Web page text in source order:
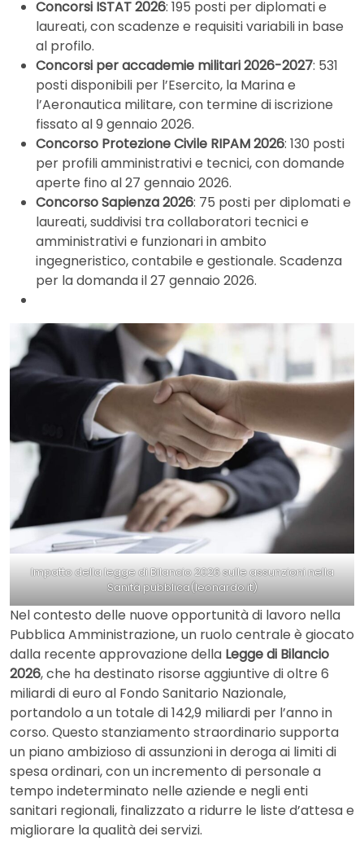
Concorsi ISTAT 2026: 195 posti per diplomati e
laureati, con scadenze e requisiti variabili in base
al profilo.
Concorsi per accademie militari 2026-2027: 531
posti disponibili per l’Esercito, la Marina e
l’Aeronautica militare, con termine di iscrizione
fissato al 9 gennaio 2026.
Concorso Protezione Civile RIPAM 2026: 130 posti
per profili amministrativi e tecnici, con domande
aperte fino al 27 gennaio 2026.
Concorso Sapienza 2026: 75 posti per diplomati e
laureati, suddivisi tra collaboratori tecnici e
amministrativi e funzionari in ambito
ingegneristico, contabile e gestionale. Scadenza
per la domanda il 27 gennaio 2026.
Impatto della legge di Bilancio 2026 sulle assunzioni nella
Sanità pubblica(leonardo.it)
Nel contesto delle nuove opportunità di lavoro nella
Pubblica Amministrazione, un ruolo centrale è giocato
dalla recente approvazione della Legge di Bilancio
2026, che ha destinato risorse aggiuntive di oltre 6
miliardi di euro al Fondo Sanitario Nazionale,
portandolo a un totale di 142,9 miliardi per l’anno in
corso. Questo stanziamento straordinario supporta
un piano ambizioso di assunzioni in deroga ai limiti di
spesa ordinari, con un incremento di personale a
tempo indeterminato nelle aziende e negli enti
sanitari regionali, finalizzato a ridurre le liste d’attesa e
migliorare la qualità dei servizi.